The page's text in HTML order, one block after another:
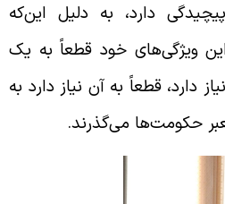
دارد، به دلیل این‌که
ویژگی‌های خود قطعاً به یک
دارد،‌ قطعاً به آن نیاز دارد به
حکومت‌ها می‌گذرند.